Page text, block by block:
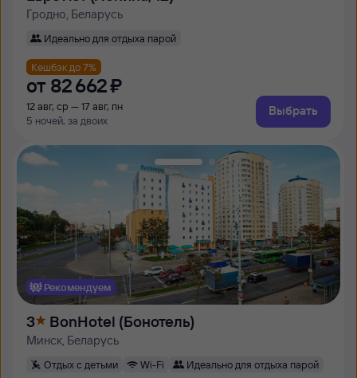
Гродно, Беларусь
Идеально для отдыха парой
Кешбэк до 7%
от 82 ⁠662 ⁠₽
12 авг, ср — 17 авг, пн
5 ночей, за двоих
Выбрать
Рекомендуем
3 BonHotel (Бонотель)
Минск, Беларусь
Отдых с детьми Wi-Fi Идеально для отдыха парой